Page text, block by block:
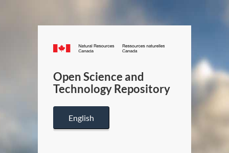
Canada.ca
/
Canada
Open Science and
Technology Repository
English